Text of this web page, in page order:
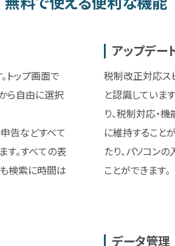
トップ画面で
ら自由に選択
告などすべて
。すべての表
検索に時間は
アップデー
税制改正対応ス
と認識していま
り、税制対応・
に維持すること
たり、パソコン
ことができます。
データ管理